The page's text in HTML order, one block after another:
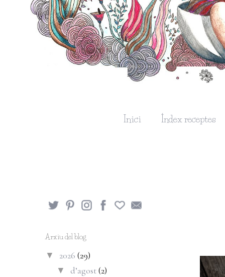
Inici Índex receptes
Arxiu del blog
▼ 2026 (29)
▼ d’agost(2)